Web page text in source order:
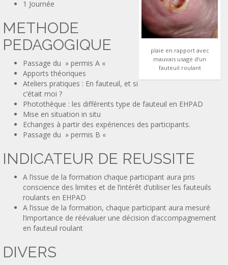
plaie en rapport avec
mauvais usage d’un
fauteuil roulant
1 Journée
METHODE
PEDAGOGIQUE
Passage du » permis A «
Apports théoriques
Ateliers pratiques : En fauteuil, et si
c’était moi ?
Photothèque : les différents type de fauteuil en EHPAD
Mise en situation in situ
Echanges à partir des expériences des participants.
Passage du » permis B «
INDICATEUR DE REUSSITE
A l’issue de la formation chaque participant aura pris
conscience des limites et de l’intérêt d’utiliser les fauteuils
roulants en EHPAD
A l’issue de la formation, chaque participant aura mesuré
l’importance de réévaluer une décision d’accompagnement
en fauteuil roulant
DIVERS